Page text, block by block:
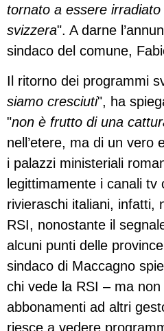
tornato a essere
svizzera". A darne
sindaco del comune,
Il ritorno dei programmi
siamo cresciuti", ha
"non è frutto di una
nell’etere, ma di un vero
i palazzi ministeriali
legittimamente i canali
rivieraschi italiani, infatti,
RSI, nonostante il
alcuni punti delle
sindaco di Maccagno
chi vede la RSI – ma non
abbonamenti ad altri
riesce a vedere